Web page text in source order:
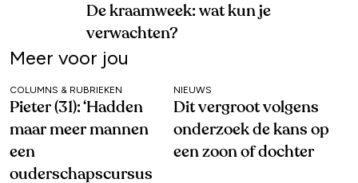
De kraamweek: wat kun je
verwachten?
Meer voor jou
COLUMNS & RUBRIEKEN
Pieter (31): ‘Hadden
maar meer mannen
een
ouderschapscursus
NIEUWS
Dit vergroot volgens
onderzoek de kans op
een zoon of dochter